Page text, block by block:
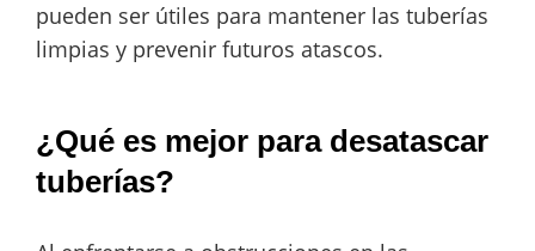
pueden ser útiles para mantener las tuberías
limpias y prevenir futuros atascos.
¿Qué es mejor para desatascar
tuberías?